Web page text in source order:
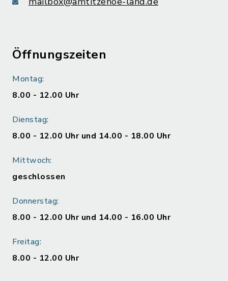
Öffnungszeiten
Montag:
8.00 - 12.00 Uhr
Dienstag:
8.00 - 12.00 Uhr und 14.00 - 18.00 Uhr
Mittwoch:
geschlossen
Donnerstag:
8.00 - 12.00 Uhr und 14.00 - 16.00 Uhr
Freitag:
8.00 - 12.00 Uhr